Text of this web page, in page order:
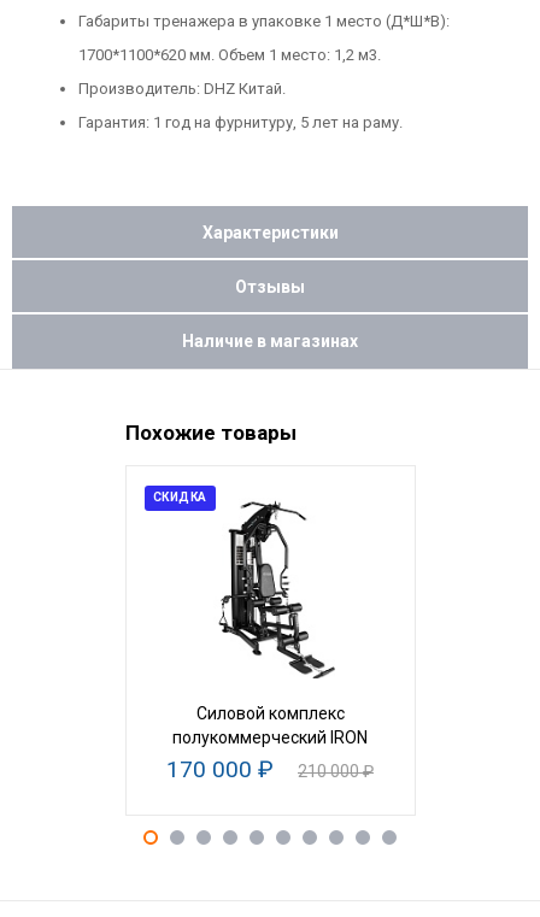
Габариты тренажера в упаковке 1 место (Д*Ш*В):
1700*1100*620 мм. Объем 1 место: 1,2 м3.
Производитель: DHZ Китай.
Гарантия: 1 год на фурнитуру, 5 лет на раму.
Характеристики
Отзывы
Наличие в магазинах
Похожие товары
СКИДКА
Силовой комплекс
полукоммерческий IRON
170 000 ₽ 210 000 ₽